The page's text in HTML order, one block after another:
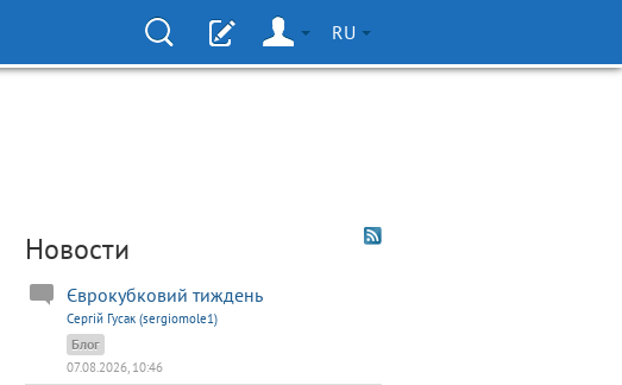
RU
Новости
Єврокубковий тиждень
Сергій Гусак (sergiomole1)
Блог
07.08.2026, 10:46